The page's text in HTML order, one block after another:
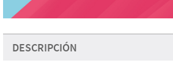
DESCRIPCIÓN